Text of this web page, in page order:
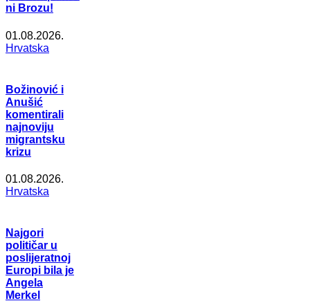
ni Brozu!
01.08.2026.
Hrvatska
Božinović i
Anušić
komentirali
najnoviju
migrantsku
krizu
01.08.2026.
Hrvatska
Najgori
političar u
poslijeratnoj
Europi bila je
Angela
Merkel